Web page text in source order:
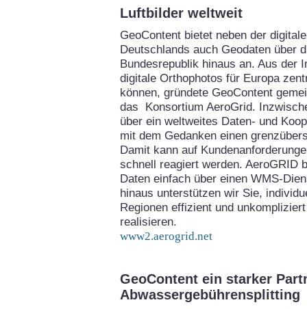
Luftbilder weltweit
GeoContent bietet neben der
Deutschlands auch Geodaten über
Bundesrepublik hinaus an. Aus der
digitale Orthophotos für Europa
können, gründete GeoContent
das Konsortium AeroGrid.
über ein weltweites Daten- und
mit dem Gedanken einen
Damit kann auf
schnell reagiert werden. AeroGRID
Daten einfach über einen WMS-
hinaus unterstützen wir Sie,
Regionen effizient und
realisieren.
www2.aerogrid.net
GeoContent ein starker
Abwassergebührensplitting